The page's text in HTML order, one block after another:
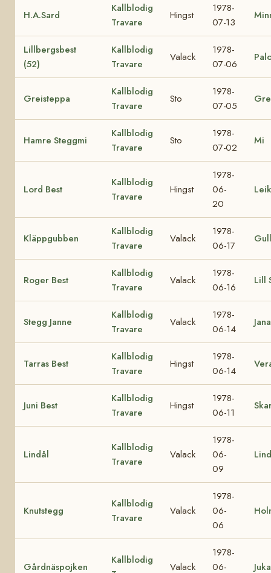
H.A.Sard
Kallblodig
Travare
Hingst
1978-
07-13
Lillbergsbest
(52)
Kallblodig
Travare
Valack
1978-
07-06
Greisteppa
Kallblodig
Travare
Sto
1978-
07-05
Hamre Steggmi
Kallblodig
Travare
Sto
1978-
07-02
Mi
Lord Best
Kallblodig
Travare
Hingst
1978-
06-
20
Kläppgubben
Kallblodig
Travare
Valack
1978-
06-17
Roger Best
Kallblodig
Travare
Valack
1978-
06-16
Lill
Stegg Janne
Kallblodig
Travare
Valack
1978-
06-14
Jana
Tarras Best
Kallblodig
Travare
Hingst
1978-
06-14
Juni Best
Kallblodig
Travare
Hingst
1978-
06-11
Lindål
Kallblodig
Travare
Valack
1978-
06-
09
Knutstegg
Kallblodig
Travare
Valack
1978-
06-
06
Gårdnäspojken
Kallblodig
Valack
1978-
06-
Juka